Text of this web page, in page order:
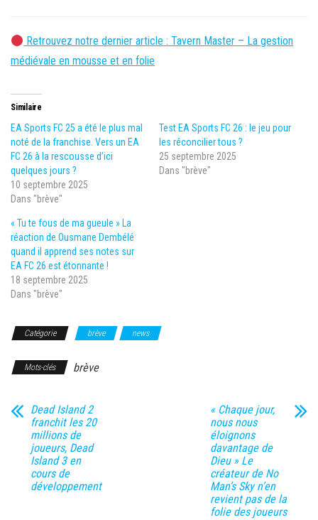
Retrouvez notre dernier article : Tavern Master – La gestion
médiévale en mousse et en folie
Similaire
EA Sports FC 25 a été le plus mal
noté de la franchise. Vers un EA
FC 26 à la rescousse d’ici
quelques jours ?
10 septembre 2025
Dans "brève"
Test EA Sports FC 26 : le jeu pour
les réconcilier tous ?
25 septembre 2025
Dans "brève"
« Tu te fous de ma gueule » La
réaction de Ousmane Dembélé
quand il apprend ses notes sur
EA FC 26 est étonnante !
18 septembre 2025
Dans "brève"
Catégorie brève news
Mots-clés brève
Dead Island 2
franchit les 20
millions de
joueurs, Dead
Island 3 en
cours de
développement
« Chaque jour,
nous nous
éloignons
davantage de
Dieu » Le
créateur de No
Man’s Sky n’en
revient pas de la
folie des joueurs